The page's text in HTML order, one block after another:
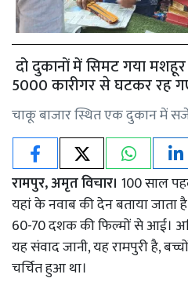
दो दुकानों में सिमट गया मशहूर
5000 कारीगर से घटकर रह
चाकू बाजार स्थित एक दुकान में
रामपुर, अमृत विचार। 100 साल
यहां के नवाब की देन बताया जाता
60-70 दशक की फिल्मों से आई।
यह संवाद जानी, यह रामपुरी है,
चर्चित हुआ था।